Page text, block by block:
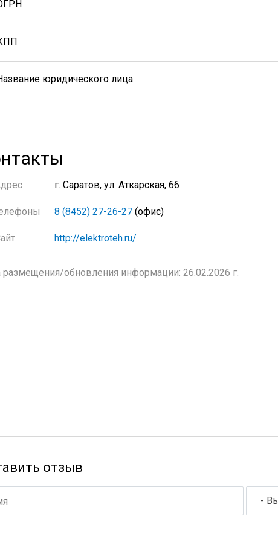
юридического лица
г. Саратов, ул. Аткарская, 66
8 (8452) 27-26-27 (офис)
http://elektroteh.ru/
размещения/обновления информации: 26.02.2026 г.
отзыв
-